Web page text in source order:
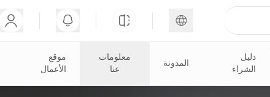
دليل
الشراء
المدونة
معلومات
عنا
موقع
الأعمال